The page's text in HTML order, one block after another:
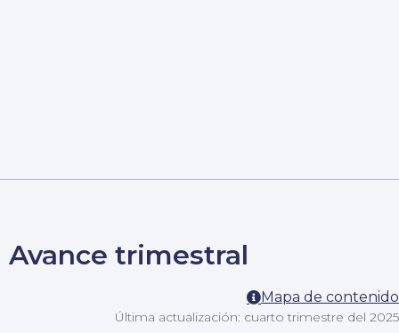
Avance trimestral
Última actualización: cuarto trimestre del 2025
Mapa de contenido